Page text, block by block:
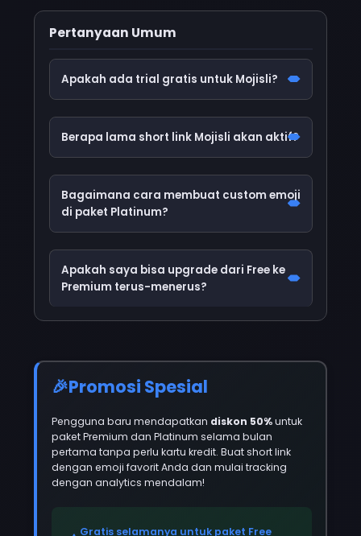
Pertanyaan Umum
Apakah ada trial gratis untuk Mojisli?
Berapa lama short link Mojisli akan aktif?
Bagaimana cara membuat custom emoji
di paket Platinum?
Apakah saya bisa upgrade dari Free ke
Premium terus-menerus?
Promosi Spesial
Pengguna baru mendapatkan diskon 50%untuk
paket Premium dan Platinum selama bulan
pertama tanpa perlu kartu kredit. Buat short link
dengan emoji favorit Anda dan mulai tracking
dengan analytics mendalam!
Gratis selamanya untuk paket Free